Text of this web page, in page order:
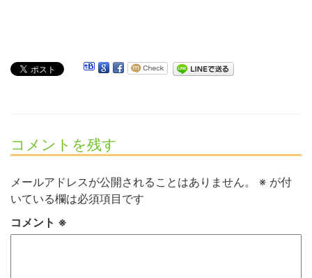
コメントを残す
メールアドレスが公開されることはありません。 ※ が付
いている欄は必須項目です
コメント ※